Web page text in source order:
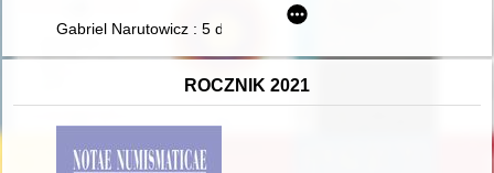
Gabriel Narutowicz : 5 dni i jedno przesłanie
ROCZNIK 2021